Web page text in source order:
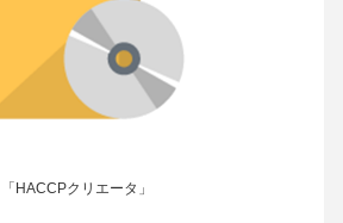
「HACCPクリエータ」